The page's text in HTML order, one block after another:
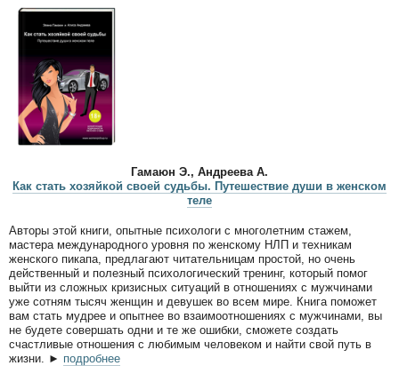
Гамаюн Э., Андреева А.
Как стать хозяйкой своей судьбы. Путешествие души в женском
теле
Авторы этой книги, опытные психологи с многолетним стажем,
мастера международного уровня по женскому НЛП и техникам
женского пикапа, предлагают читательницам простой, но очень
действенный и полезный психологический тренинг, который помог
выйти из сложных кризисных ситуаций в отношениях с мужчинами
уже сотням тысяч женщин и девушек во всем мире. Книга поможет
вам стать мудрее и опытнее во взаимоотношениях с мужчинами, вы
не будете совершать одни и те же ошибки, сможете создать
счастливые отношения с любимым человеком и найти свой путь в
жизни.
► подробнее